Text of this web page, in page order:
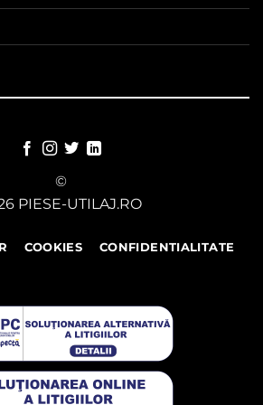
©
PIESE-UTILAJ.RO
COOKIES CONFIDENTIALITATE